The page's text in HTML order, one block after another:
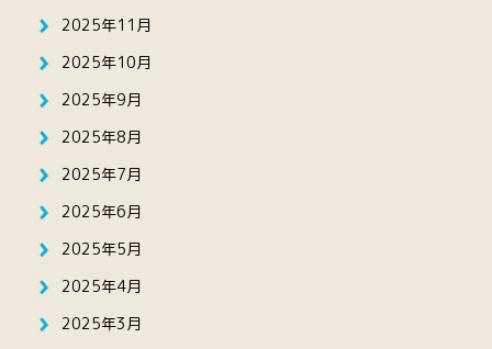
2025年11月
2025年10月
2025年9月
2025年8月
2025年7月
2025年6月
2025年5月
2025年4月
2025年3月